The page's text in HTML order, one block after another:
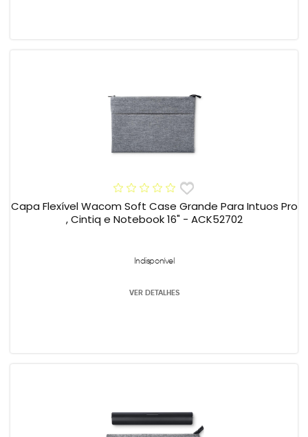
Capa Flexível Wacom Soft Case Grande Para Intuos Pro
, Cintiq e Notebook 16" - ACK52702
Indisponível
VER DETALHES